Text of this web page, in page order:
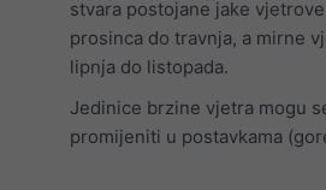
stvara postojane jake
prosinca do travnja, a mirne
lipnja do listopada.
Jedinice brzine vjetra mogu
promijeniti u postavkama